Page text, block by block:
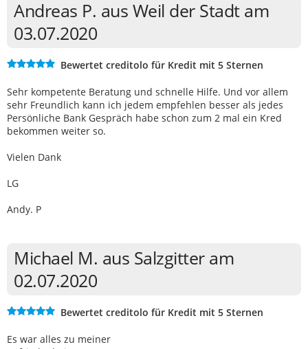
Andreas P. aus Weil der Stadt am
03.07.2020
Bewertet creditolo für Kredit mit 5 Sternen
Sehr kompetente Beratung und schnelle Hilfe. Und vor allem
sehr Freundlich kann ich jedem empfehlen besser als jedes
Persönliche Bank Gespräch habe schon zum 2 mal ein Kred
bekommen weiter so.
Vielen Dank
LG
Andy. P
Michael M. aus Salzgitter am
02.07.2020
Bewertet creditolo für Kredit mit 5 Sternen
Es war alles zu meiner